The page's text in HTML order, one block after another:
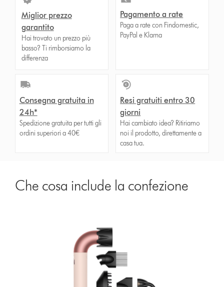
Miglior prezzo
garantito
Hai trovato un prezzo più
basso? Ti rimborsiamo la
differenza
Pagamento a rate
Paga a rate con Findomestic,
PayPal e Klarna
Consegna gratuita in
24h*
Spedizione gratuita per tutti gli
ordini superiori a 40€
Resi gratuiti entro 30
giorni
Hai cambiato idea? Ritiriamo
noi il prodotto, direttamente a
casa tua.
Che cosa include la confezione